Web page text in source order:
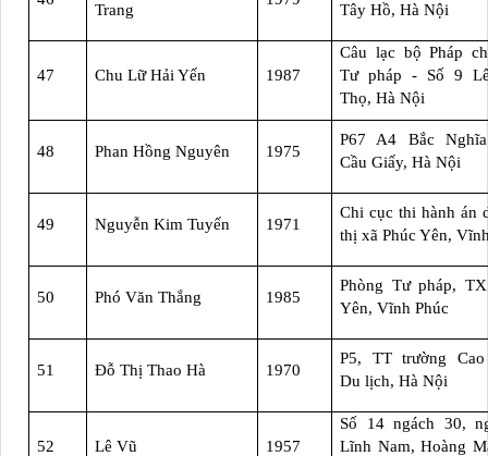
Trang Tây Hồ, Hà Nội
47 Chu Lữ Hải Yến 1987
Câu lạc bộ Pháp
Tư pháp - Số 9
Thọ, Hà Nội
48 Phan Hồng Nguyên 1975
P67 A4 Bắc
Cầu Giấy, Hà Nội
49 Nguyễn Kim Tuyến 1971
Chi cục thi hành án
thị xã Phúc Yên,
50 Phó Văn Thắng 1985
Phòng Tư pháp,
Yên, Vĩnh Phúc
51 Đỗ Thị Thao Hà 1970
P5, TT trường Cao
Du lịch, Hà Nội
52 Lê Vũ 1957
Số 14 ngách 30,
Lĩnh Nam, Hoàng